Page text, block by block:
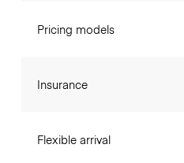
Pricing models
Insurance
Flexible arrival